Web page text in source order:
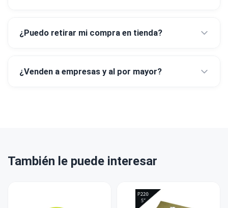
¿Puedo retirar mi compra en tienda?
¿Venden a empresas y al por mayor?
También le puede interesar